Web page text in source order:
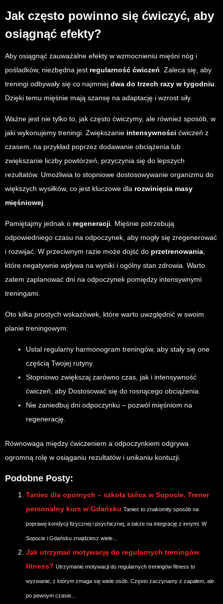
Jak często powinno się ćwiczyć, aby
osiągnąć efekty?
Aby osiągnąć zauważalne efekty w wzmocnieniu mięśni nóg i
pośladków, niezbędna jest regularność ćwiczeń. Zaleca się, aby
treningi odbywały się co najmniej dwa do trzech razy w tygodniu.
Dzięki temu mięśnie mają szansę na adaptację i wzrost siły.
Ważne jest nie tylko to, jak często ćwiczymy, ale również sposób, w
jaki wykonujemy treningi. Zwiększanie intensywności ćwiczeń z
czasem, na przykład poprzez dodawanie obciążenia lub
zwiększanie liczby powtórzeń, przyczynia się do lepszych
rezultatów. Umożliwia to stopniowe dostosowywanie organizmu do
większych wysiłków, co jest kluczowe dla rozwinięcia masy
mięśniowej.
Pamiętajmy jednak o regeneracji. Mięśnie potrzebują
odpowiedniego czasu na odpoczynek, aby mogły się zregenerować
i rozwijać. W przeciwnym razie może dojść do przetrenowania,
które negatywnie wpływa na wyniki i ogólny stan zdrowia. Warto
zatem zaplanować dni na odpoczynek pomiędzy intensywnymi
treningami.
Oto kilka prostych wskazówek, które warto uwzględnić w swoim
planie treningowym:
Ustal regularny harmonogram treningów, aby stały się one
częścią Twojej rutyny.
Stopniowo zwiększaj zarówno czas, jak i intensywność
ćwiczeń, aby Dostosować się do rosnącego obciążenia.
Nie zaniedbuj dni odpoczynku – pozwól mięśniom na
regenerację.
Równowaga między ćwiczeniem a odpoczynkiem odgrywa
ogromną rolę w osiąganiu rezultatów i unikaniu kontuzji.
Podobne Posty:
Taniec dla opornych – szkoła tańca w Sopocie. Trener
personalny kurs w Gdańsku Taniec to znakomity sposób na
poprawę kondycji fizycznej i psychicznej, a także na integrację z innymi. W
Sopocie i Gdańsku znajdziesz wiele...
Jak utrzymać motywację do regularnych treningów
fitness? Utrzymanie motywacji do regularnych treningów fitness to
wyzwanie, z którym zmaga się wiele osób. Często zaczynamy z zapałem, ale
po pewnym czasie...